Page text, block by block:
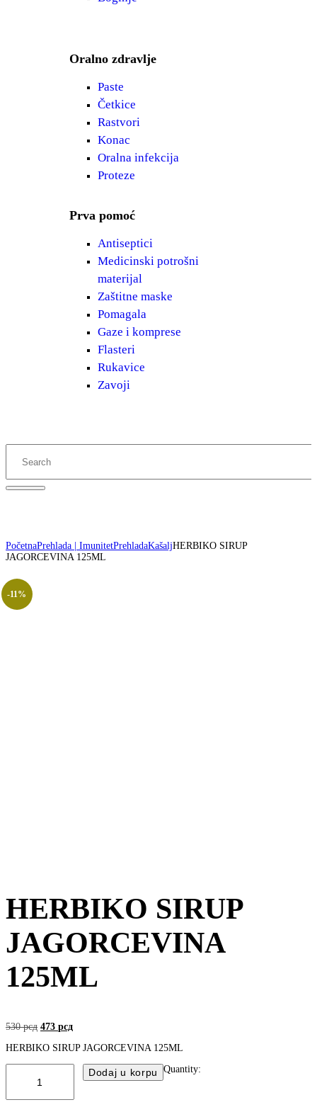
Oralno zdravlje
Paste
Četkice
Rastvori
Konac
Oralna infekcija
Proteze
Prva pomoć
Antiseptici
Medicinski potrošni
materijal
Zaštitne maske
Pomagala
Gaze i komprese
Flasteri
Rukavice
Zavoji
PočetnaPrehlada | ImunitetPrehladaKašaljHERBIKO SIRUP
JAGORCEVINA 125ML
-11%
HERBIKO SIRUP
JAGORCEVINA
125ML
530рсд 473 рсд
HERBIKO SIRUP JAGORCEVINA 125ML
Quantity:
Dodaj u korpu